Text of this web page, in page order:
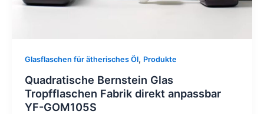
Glasflaschen für ätherisches Öl, Produkte
Quadratische Bernstein Glas
Tropfflaschen Fabrik direkt anpassbar
YF-GOM105S